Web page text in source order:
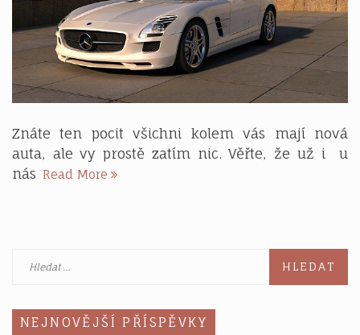
Znáte ten pocit všichni kolem vás mají nová
auta, ale vy prostě zatím nic. Věřte, že už i u
nás Read More Mít
NEJNOVĚJŠÍ PŘÍSPĚVKY